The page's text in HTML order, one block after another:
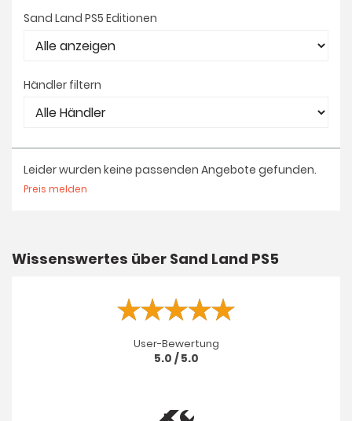
Sand Land PS5 Editionen
Händler filtern
Leider wurden keine passenden Angebote gefunden.
Preis melden
Wissenswertes über Sand Land PS5
User-Bewertung
5.0 / 5.0